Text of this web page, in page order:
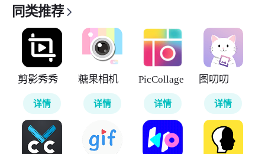
同类推荐
剪影秀秀
详情
糖果相机
详情
PicCollage
详情
图叨叨
详情